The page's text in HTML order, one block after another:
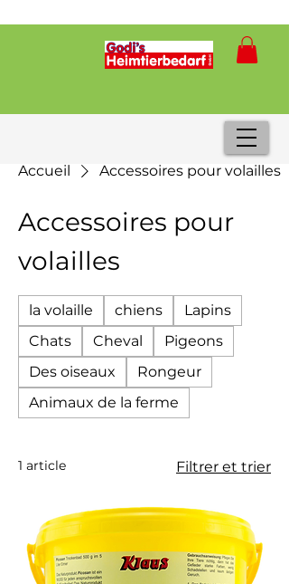
Accueil Accessoires pour volailles
Accessoires pour
volailles
la volaille chiens
Lapins
Chats
Cheval
Pigeons
Des oiseaux
Rongeur
Animaux de la ferme
1 article Filtrer et trier